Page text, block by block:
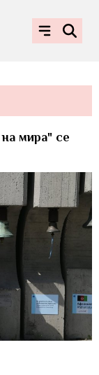
мира" се